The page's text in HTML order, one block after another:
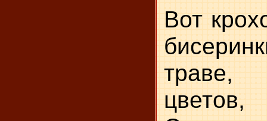
Вот
траве,